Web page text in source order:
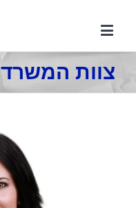
צוות המשרד